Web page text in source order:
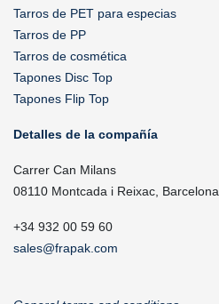
Tarros de PET para especias
Tarros de PP
Tarros de cosmética
Tapones Disc Top
Tapones Flip Top
Detalles de la compañía
Carrer Can Milans
08110 Montcada i Reixac, Barcelona
+34 932 00 59 60
sales@frapak.com